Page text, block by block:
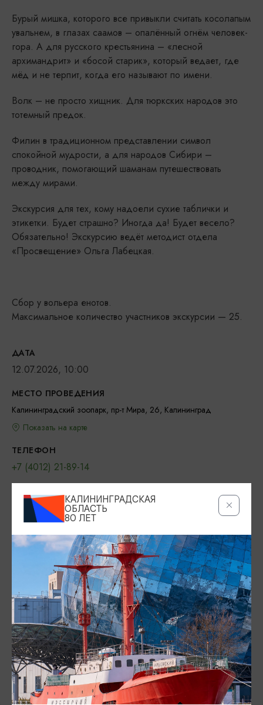
Бурый мишка, которого все привыкли считать косолапым
увальнем, в глазах саамов – опалённый огнём человек-
гора. А для русского крестьянина – «лесной
архимандрит» и «босой старик», который ведает, где
мёд и не терпит, когда его называют по имени.
Волк – не просто хищник. Для тюркских народов это
тотемный предок.
Филин в традиционном представлении символ
спокойной мудрости, а для народов Сибири –
проводник, помогающий шаманам путешествовать
между мирами.
Экскурсия для тех, кому надоели сухие таблички и
этикетки. Будет страшно? Иногда да! Будет весело?
Обязательно! Экскурсию ведёт методист отдела
«Просвещение» Ольга Лабецкая.
Сбор у вольера енотов.
Максимальное количество участников экскурсии — 25.
ДАТА
12.07.2026, 10:00
МЕСТО ПРОВЕДЕНИЯ
Калининградский зоопарк, пр-т Мира, 26, Калининград
Показать на карте
ТЕЛЕФОН
+7 (4012) 21-89-14
info@kldzoo.ru
6+
500 руб./чел. + входной билет (взрослый – 600
руб., льготный – 300 руб., детский – 300 руб.)
ОФИЦИАЛЬНЫЙ САЙТ
https://kldzoo.ru/
ВКОНТАКТЕ
https://vk.com/kldzoo
КАЛИНИНГРАДСКАЯ
ОБЛАСТЬ
80 ЛЕТ